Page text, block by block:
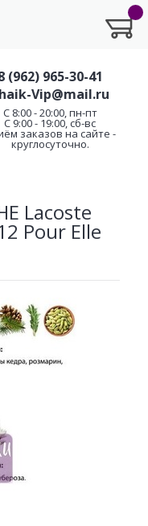
(962) 965-30-41
Vip@mail.ru
C 8:00 - 20:00, пн-пт
С 9:00 - 19:00, сб-вс
заказов на сайте -
круглосуточно.
Lacoste
Pour Elle